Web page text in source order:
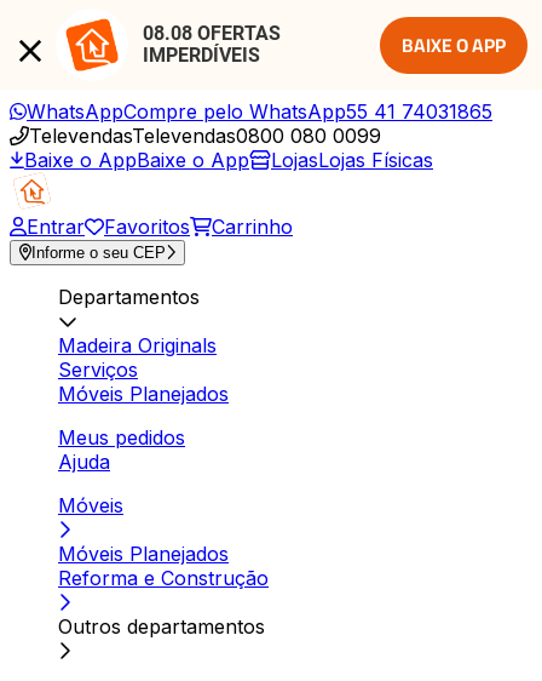
08.08 OFERTAS
IMPERDÍVEIS
BAIXE O APP
WhatsAppCompre pelo WhatsApp55 41 74031865
TelevendasTelevendas0800 080 0099
Baixe o AppBaixe o App LojasLojas Físicas
Entrar Favoritos Carrinho
Informe o seu CEP
Departamentos
Madeira Originals
Serviços
Móveis Planejados
Meus pedidos
Ajuda
Móveis
Móveis Planejados
Reforma e Construção
Outros departamentos